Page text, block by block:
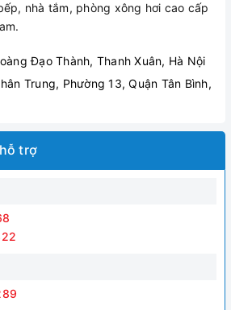
nhà tắm, phòng xông hơi cao cấp
Đạo Thành, Thanh Xuân, Hà Nội
Trung, Phường 13, Quận Tân Bình,
trợ